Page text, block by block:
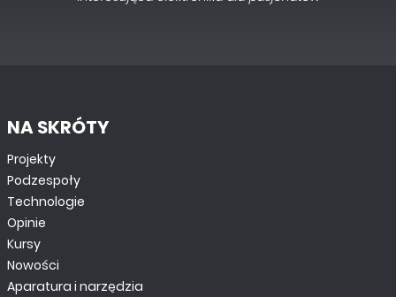
NA SKRÓTY
Projekty
Podzespoły
Technologie
Opinie
Kursy
Nowości
Aparatura i narzędzia